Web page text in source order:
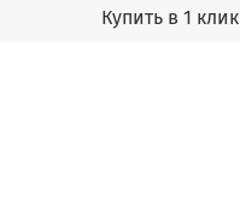
Купить в 1 клик